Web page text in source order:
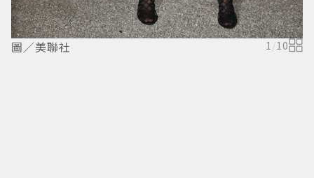
圖／美聯社 1/10